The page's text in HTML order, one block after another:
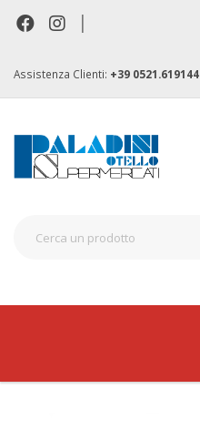
|
Assistenza Clienti: +39 0521.619144